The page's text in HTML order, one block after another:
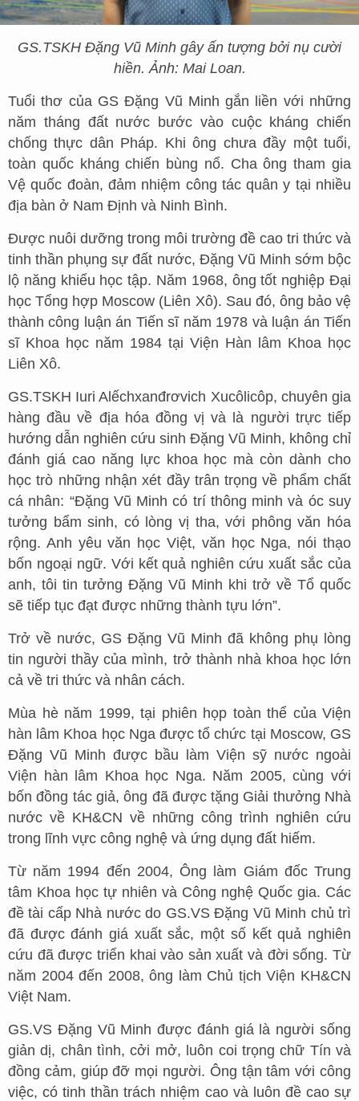
GS.TSKH Đặng Vũ Minh gây ấn tượng bởi nụ cười
hiền. Ảnh: Mai Loan.
Tuổi thơ của GS Đặng Vũ Minh gắn liền với những
năm tháng đất nước bước vào cuộc kháng chiến
chống thực dân Pháp. Khi ông chưa đầy một tuổi,
toàn quốc kháng chiến bùng nổ. Cha ông tham gia
Vệ quốc đoàn, đảm nhiệm công tác quân y tại nhiều
địa bàn ở Nam Định và Ninh Bình.
Được nuôi dưỡng trong môi trường đề cao tri thức và
tinh thần phụng sự đất nước, Đặng Vũ Minh sớm bộc
lộ năng khiếu học tập. Năm 1968, ông tốt nghiệp Đại
học Tổng hợp Moscow (Liên Xô). Sau đó, ông bảo vệ
thành công luận án Tiến sĩ năm 1978 và luận án Tiến
sĩ Khoa học năm 1984 tại Viện Hàn lâm Khoa học
Liên Xô.
GS.TSKH Iuri Alếchxanđrơvich Xucôlicôp, chuyên gia
hàng đầu về địa hóa đồng vị và là người trực tiếp
hướng dẫn nghiên cứu sinh Đặng Vũ Minh, không chỉ
đánh giá cao năng lực khoa học mà còn dành cho
học trò những nhận xét đầy trân trọng về phẩm chất
cá nhân: “Đặng Vũ Minh có trí thông minh và óc suy
tưởng bẩm sinh, có lòng vị tha, với phông văn hóa
rộng. Anh yêu văn học Việt, văn học Nga, nói thạo
bốn ngoại ngữ. Với kết quả nghiên cứu xuất sắc của
anh, tôi tin tưởng Đặng Vũ Minh khi trở về Tổ quốc
sẽ tiếp tục đạt được những thành tựu lớn”.
Trở về nước, GS Đặng Vũ Minh đã không phụ lòng
tin người thầy của mình, trở thành nhà khoa học lớn
cả về tri thức và nhân cách.
Mùa hè năm 1999, tại phiên họp toàn thể của Viện
hàn lâm Khoa học Nga được tổ chức tại Moscow, GS
Đặng Vũ Minh được bầu làm Viện sỹ nước ngoài
Viện hàn lâm Khoa học Nga. Năm 2005, cùng với
bốn đồng tác giả, ông đã được tặng Giải thưởng Nhà
nước về KH&CN về những công trình nghiên cứu
trong lĩnh vực công nghệ và ứng dụng đất hiếm.
Từ năm 1994 đến 2004, Ông làm Giám đốc Trung
tâm Khoa học tự nhiên và Công nghệ Quốc gia. Các
đề tài cấp Nhà nước do GS.VS Đặng Vũ Minh chủ trì
đã được đánh giá xuất sắc, một số kết quả nghiên
cứu đã được triển khai vào sản xuất và đời sống. Từ
năm 2004 đến 2008, ông làm Chủ tịch Viện KH&CN
Việt Nam.
GS.VS Đặng Vũ Minh được đánh giá là người sống
giản dị, chân tình, cởi mở, luôn coi trọng chữ Tín và
đồng cảm, giúp đỡ mọi người. Ông tận tâm với công
việc, có tinh thần trách nhiệm cao và luôn đề cao sự